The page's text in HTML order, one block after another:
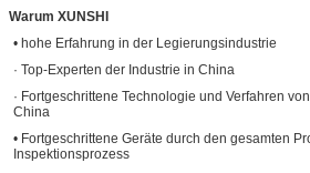
Warum XUNSHI
• hohe Erfahrung in der Legierungsindustrie
· Top-Experten der Industrie in China
· Fortgeschrittene Technologie und Verfahren
China
• Fortgeschrittene Geräte durch den gesamten
Inspektionsprozess